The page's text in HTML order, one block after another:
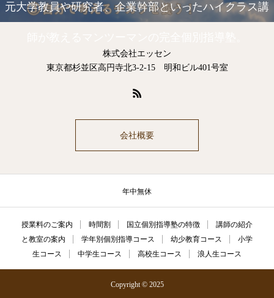
元大学教員や研究者、企業幹部といったハイクラス講
株式会社エッセン
東京都杉並区高円寺北3-2-15 明和ビル401号室
会社概要
年中無休
授業料のご案内 時間割 国立個別指導塾の特徴
講師の紹介
と教室の案内
学年別個別指導コース 幼少教育コース
小学
生コース
中学生コース 高校生コース 浪人生コース
Copyright © 2025
メール